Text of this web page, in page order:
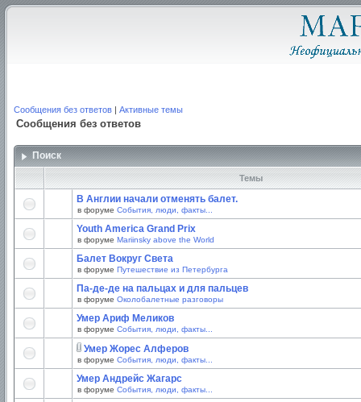
Сообщения без ответов | Активные темы
Сообщения без ответов
Поиск
Темы
В Англии начали отменять балет.
в форуме События, люди, факты...
Youth America Grand Prix
в форуме Mariinsky above the World
Балет Вокруг Света
в форуме Путешествие из Петербурга
Па-де-де на пальцах и для пальцев
в форуме Околобалетные разговоры
Умер Ариф Меликов
в форуме События, люди, факты...
Умер Жорес Алферов
в форуме События, люди, факты...
Умер Андрейс Жагарс
в форуме События, люди, факты...